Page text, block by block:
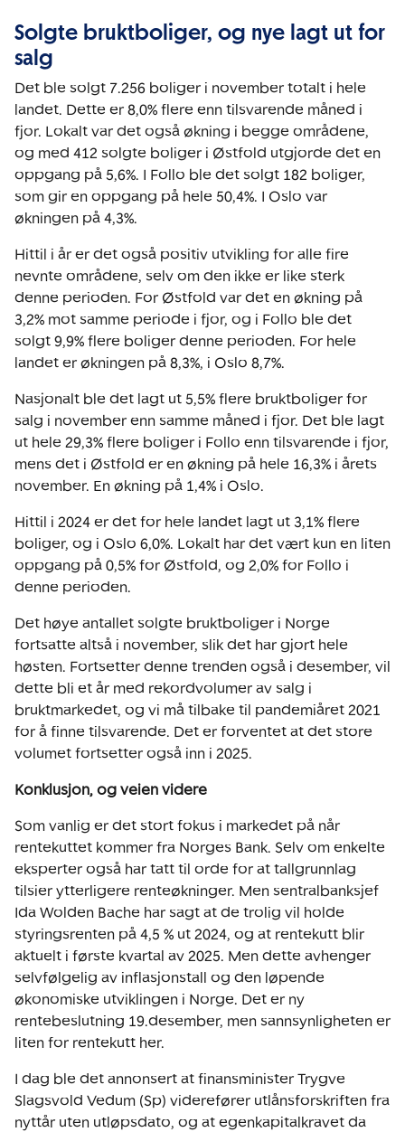
Solgte bruktboliger, og nye lagt ut for
salg
Det ble solgt 7.256 boliger i november totalt i hele
landet. Dette er 8,0% flere enn tilsvarende måned i
fjor. Lokalt var det også økning i begge områdene,
og med 412 solgte boliger i Østfold utgjorde det en
oppgang på 5,6%. I Follo ble det solgt 182 boliger,
som gir en oppgang på hele 50,4%. I Oslo var
økningen på 4,3%.
Hittil i år er det også positiv utvikling for alle fire
nevnte områdene, selv om den ikke er like sterk
denne perioden. For Østfold var det en økning på
3,2% mot samme periode i fjor, og i Follo ble det
solgt 9,9% flere boliger denne perioden. For hele
landet er økningen på 8,3%, i Oslo 8,7%.
Nasjonalt ble det lagt ut 5,5% flere bruktboliger for
salg i november enn samme måned i fjor. Det ble lagt
ut hele 29,3% flere boliger i Follo enn tilsvarende i fjor,
mens det i Østfold er en økning på hele 16,3% i årets
november. En økning på 1,4% i Oslo.
Hittil i 2024 er det for hele landet lagt ut 3,1% flere
boliger, og i Oslo 6,0%. Lokalt har det vært kun en liten
oppgang på 0,5% for Østfold, og 2,0% for Follo i
denne perioden.
Det høye antallet solgte bruktboliger i Norge
fortsatte altså i november, slik det har gjort hele
høsten. Fortsetter denne trenden også i desember, vil
dette bli et år med rekordvolumer av salg i
bruktmarkedet, og vi må tilbake til pandemiåret 2021
for å finne tilsvarende. Det er forventet at det store
volumet fortsetter også inn i 2025.
Konklusjon, og veien videre
Som vanlig er det stort fokus i markedet på når
rentekuttet kommer fra Norges Bank. Selv om enkelte
eksperter også har tatt til orde for at tallgrunnlag
tilsier ytterligere renteøkninger. Men sentralbanksjef
Ida Wolden Bache har sagt at de trolig vil holde
styringsrenten på 4,5 % ut 2024, og at rentekutt blir
aktuelt i første kvartal av 2025. Men dette avhenger
selvfølgelig av inflasjonstall og den løpende
økonomiske utviklingen i Norge. Det er ny
rentebeslutning 19.desember, men sannsynligheten er
liten for rentekutt her.
I dag ble det annonsert at finansminister Trygve
Slagsvold Vedum (Sp) viderefører utlånsforskriften fra
nyttår uten utløpsdato, og at egenkapitalkravet da